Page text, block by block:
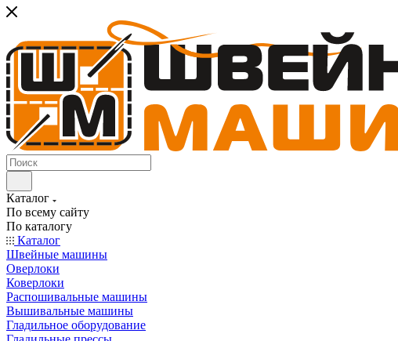
Каталог
По всему сайту
По каталогу
Каталог
Швейные машины
Оверлоки
Коверлоки
Распошивальные машины
Вышивальные машины
Гладильное оборудование